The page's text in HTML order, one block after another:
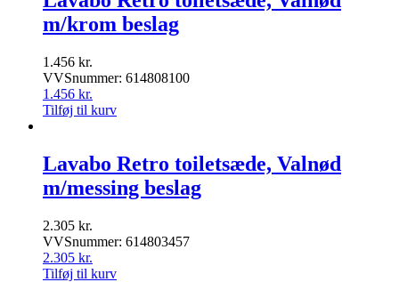
m/krom beslag
1.456 kr.
VVSnummer: 614808100
1.456 kr.
Tilføj til kurv
Lavabo Retro toiletsæde, Valnød
m/messing beslag
2.305 kr.
VVSnummer: 614803457
2.305 kr.
Tilføj til kurv